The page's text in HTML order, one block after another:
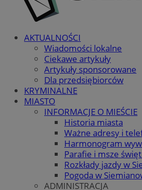
AKTUALNOŚCI
Wiadomości lokalne
Ciekawe artykuły
Artykuły sponsorowane
Dla przedsiębiorców
KRYMINALNE
MIASTO
INFORMACJE O MIEŚCIE
Historia miasta
Ważne adresy i
Harmonogram
Parafie i msze
Rozkłady jazdy w
Pogoda w
ADMINISTRACJA